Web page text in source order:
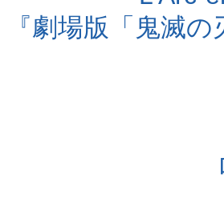
『劇場版「鬼滅